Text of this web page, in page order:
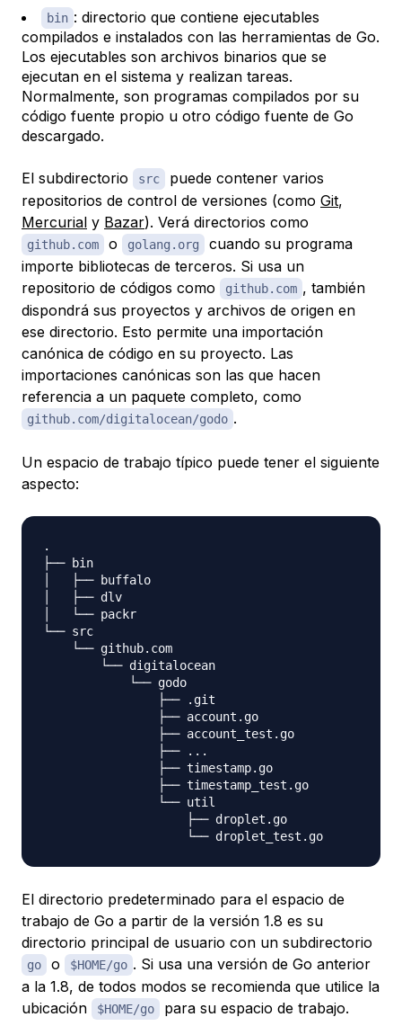
bin : directorio que contiene ejecutables
compilados e instalados con las herramientas de Go.
Los ejecutables son archivos binarios que se
ejecutan en el sistema y realizan tareas.
Normalmente, son programas compilados por su
código fuente propio u otro código fuente de Go
descargado.
El subdirectorio src
puede contener varios
repositorios de control de versiones (como Git,
Mercurial y Bazar). Verá directorios como
github.com o golang.org
cuando su programa
importe bibliotecas de terceros. Si usa un
repositorio de códigos como
github.com , también
dispondrá sus proyectos y archivos de origen en
ese directorio. Esto permite una importación
canónica de código en su proyecto. Las
importaciones canónicas son las que hacen
referencia a un paquete completo, como
github.com/digitalocean/godo .
Un espacio de trabajo típico puede tener el siguiente
aspecto:
.
├── bin
│   ├── buffalo                                      #
│   ├── dlv                                          #
│   └── packr                                        #
└── src
    └── github.com
        └── digitalocean
            └── godo
├── .git
├── account.go
├── account_test.go
                ├── ...
                ├── timestamp.go
                ├── timestamp_test.go
                └── util
                    ├── droplet.go
El directorio predeterminado para el espacio de
trabajo de Go a partir de la versión 1.8 es su
directorio principal de usuario con un subdirectorio
go o $HOME/go . Si usa una versión de Go anterior
a la 1.8, de todos modos se recomienda que utilice la
ubicación
$HOME/go para su espacio de trabajo.